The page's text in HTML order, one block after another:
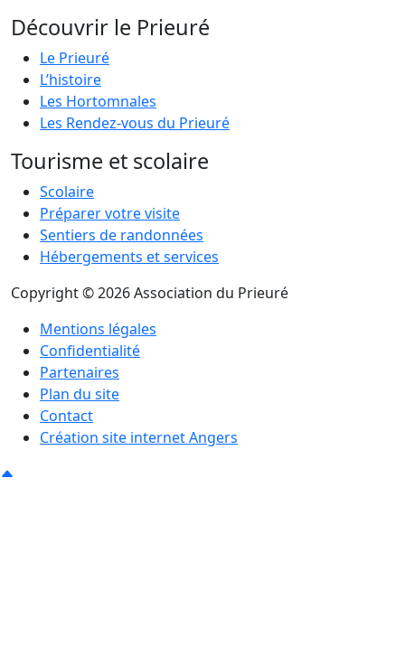
Découvrir le Prieuré
Le Prieuré
L’histoire
Les Hortomnales
Les Rendez-vous du Prieuré
Tourisme et scolaire
Scolaire
Préparer votre visite
Sentiers de randonnées
Hébergements et services
Copyright © 2026 Association du Prieuré
Mentions légales
Confidentialité
Partenaires
Plan du site
Contact
Création site internet Angers